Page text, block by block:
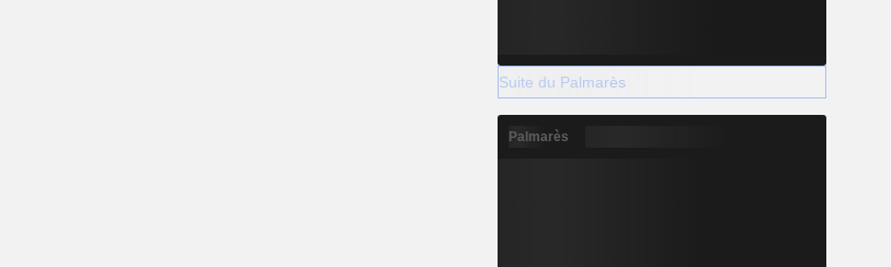
Suite du Palmarès
Palmarès